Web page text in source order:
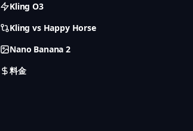
Kling O3
Kling vs Happy Horse
Nano Banana 2
料金